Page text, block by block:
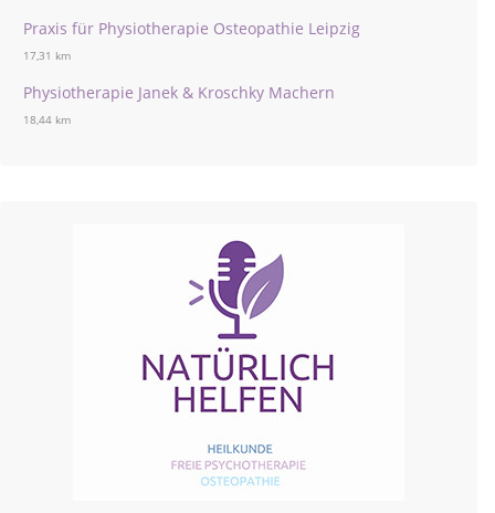
Praxis für Physiotherapie Osteopathie Leipzig
17,31 km
Physiotherapie Janek & Kroschky Machern
18,44 km